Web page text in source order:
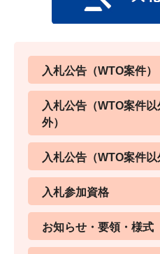
入札公告（WTO案件）
入札公告（WTO案件
外）
入札公告（WTO案件以
入札参加資格
お知らせ・要領・様式